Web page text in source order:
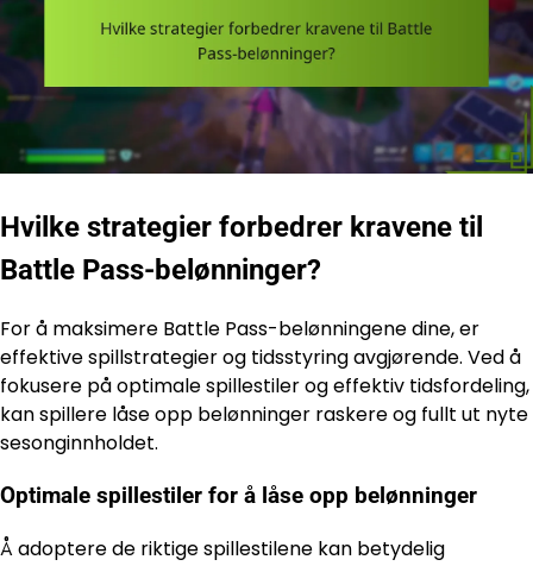
Hvilke strategier forbedrer kravene til
Battle Pass-belønninger?
For å maksimere Battle Pass-belønningene dine, er
effektive spillstrategier og tidsstyring avgjørende. Ved å
fokusere på optimale spillestiler og effektiv tidsfordeling,
kan spillere låse opp belønninger raskere og fullt ut nyte
sesonginnholdet.
Optimale spillestiler for å låse opp belønninger
Å adoptere de riktige spillestilene kan betydelig